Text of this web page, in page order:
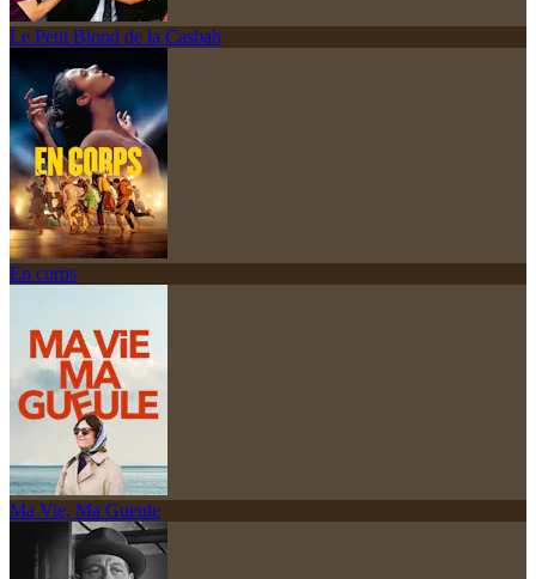
Le Petit Blond de la Casbah
En corps
Ma Vie, Ma Gueule